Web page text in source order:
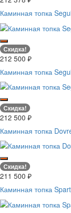
Каминная топка
Скидка!
212 500 ₽
Каминная топка
Скидка!
212 500 ₽
Каминная топка
Скидка!
211 500 ₽
Каминная топка